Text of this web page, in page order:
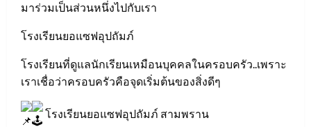
มาร่วมเป็นส่วนหนึ่งไปกับเรา
โรงเรียนยอแซฟอุปถัมภ์
โรงเรียนที่ดูแลนักเรียนเหมือนบุคคลในครอบครัว..เพราะ
เราเชื่อว่าครอบครัวคือจุดเริ่มต้นของสิ่งดีๆ
โรงเรียนยอแซฟอุปถัมภ์ สามพราน